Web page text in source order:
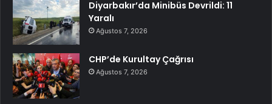
Diyarbakır’da Minibüs Devrildi: 11
Yaralı
Ağustos 7, 2026
CHP’de Kurultay Çağrısı
Ağustos 7, 2026